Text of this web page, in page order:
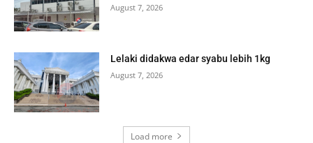
August 7, 2026
Lelaki didakwa edar syabu lebih 1kg
August 7, 2026
Load more